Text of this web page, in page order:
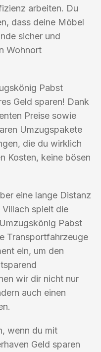
arbeiten. Du
dass deine Möbel
sicher und
Wohnort
Pabst
Geld sparen! Dank
Preise sowie
Umzugspakete
die du wirklich
Kosten, keine bösen
eine lange Distanz
spielt die
Pabst
Transportfahrzeuge
ein, um den
wir dir nicht nur
auch einen
wenn du mit
Geld sparen